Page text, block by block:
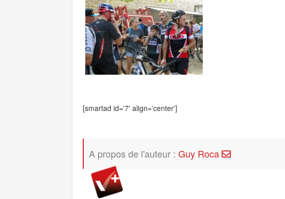
[smartad id='7' align='center']
A propos de l'auteur : Guy Roca